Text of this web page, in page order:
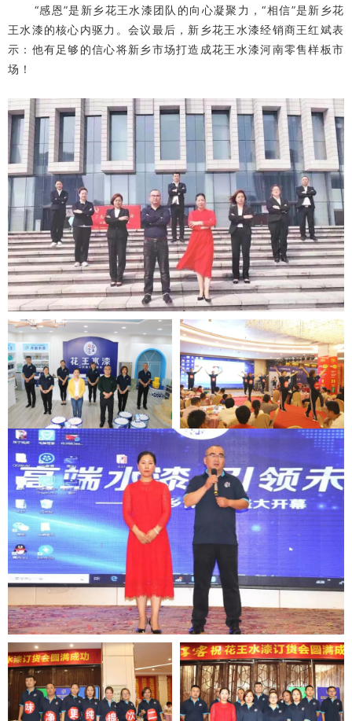
“感恩”是新乡花王水漆团队的向心凝聚力，“相信”是新乡花
王水漆的核心内驱力。 会议最后，新乡花王水漆经销商王红斌表
示： 他有足够的信心将新乡市场打造成花王水漆河南零售样板市
场！